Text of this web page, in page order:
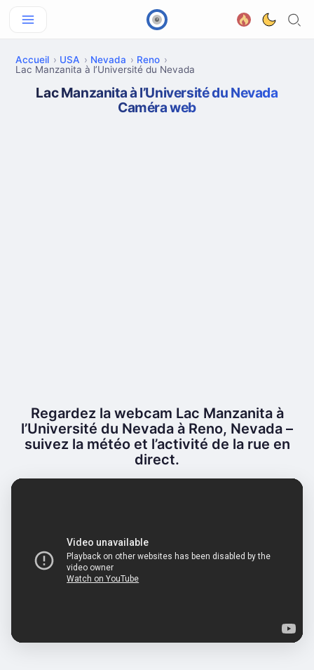
Accueil USA Nevada
Reno
Lac Manzanita à l’Université du Nevada
Lac Manzanita à l’Université du Nevada
Caméra web
Regardez la webcam Lac Manzanita à
l’Université du Nevada à Reno, Nevada –
suivez la météo et l’activité de la rue en
direct.